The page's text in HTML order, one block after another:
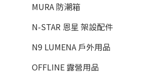
MURA 防潮箱
N-STAR 恩星 架設配件
N9 LUMENA 戶外用品
OFFLINE 露營用品